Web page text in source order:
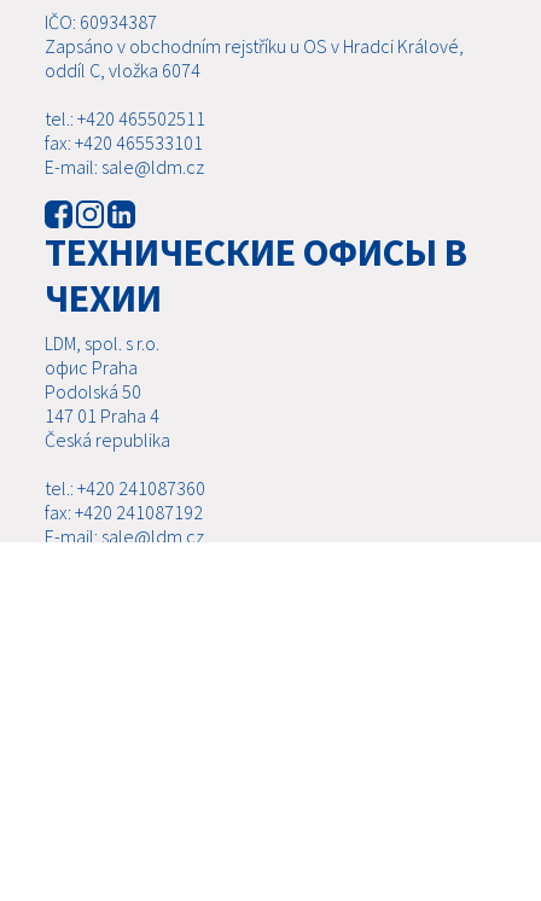
IČO: 60934387
Zapsáno v obchodním rejstříku u OS v Hradci Králové,
oddíl C, vložka 6074
tel.: +420 465502511
fax: +420 465533101
E-mail: sale@ldm.cz
ТЕХНИЧЕСКИЕ ОФИСЫ В
ЧЕХИИ
LDM, spol. s r.o.
офис Praha
Podolská 50
147 01 Praha 4
Česká republika
tel.: +420 241087360
fax: +420 241087192
E-mail: sale@ldm.cz